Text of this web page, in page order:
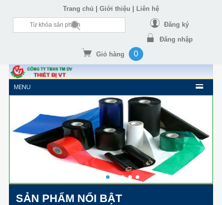
Trang chủ | Giới thiệu | Liên hệ
Đăng ký
Đăng nhập
Giỏ hàng
0
MENU
SẢN PHẨM NỔI BẬT